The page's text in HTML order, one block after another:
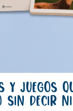
que
decir ni